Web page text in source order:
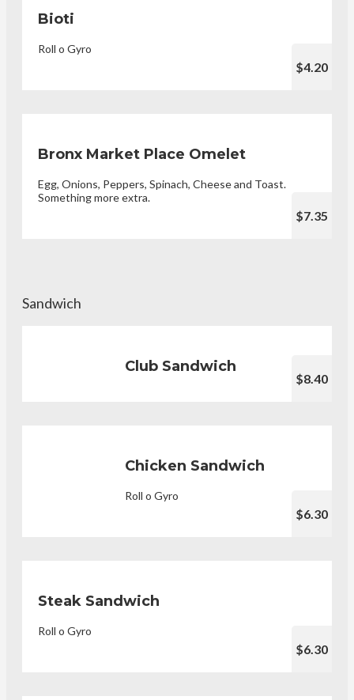
Bioti
Roll o Gyro
$4.20
Bronx Market Place Omelet
Egg, Onions, Peppers, Spinach, Cheese and Toast.
Something more extra.
$7.35
Sandwich
Club Sandwich
$8.40
Chicken Sandwich
Roll o Gyro
$6.30
Steak Sandwich
Roll o Gyro
$6.30